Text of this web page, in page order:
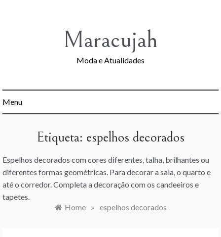
Maracujah
Moda e Atualidades
Menu
Etiqueta: espelhos decorados
Espelhos decorados com cores diferentes, talha, brilhantes ou
diferentes formas geométricas. Para decorar a sala, o quarto e
até o corredor. Completa a decoração com os candeeiros e
tapetes.
Home
» espelhos decorados